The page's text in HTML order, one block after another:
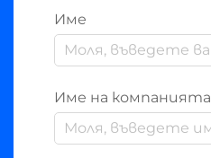
Име
Име на компанията